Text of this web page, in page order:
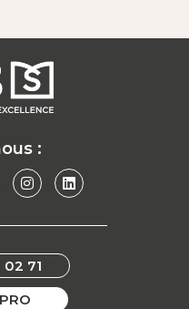
:
02 71